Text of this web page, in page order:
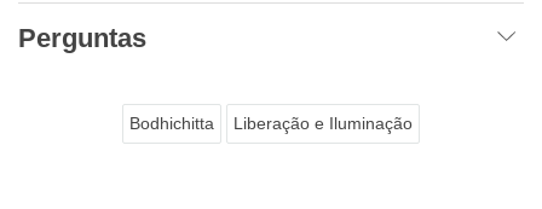
Perguntas
Bodhichitta Liberação e Iluminação